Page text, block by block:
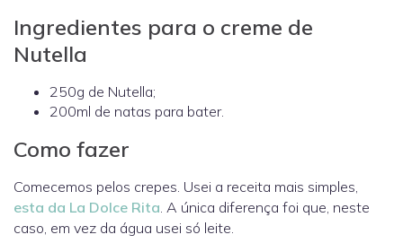
Ingredientes para o creme de
Nutella
250g de Nutella;
200ml de natas para bater.
Como fazer
Comecemos pelos crepes. Usei a receita mais simples,
esta da La Dolce Rita. A única diferença foi que, neste
caso, em vez da água usei só leite.